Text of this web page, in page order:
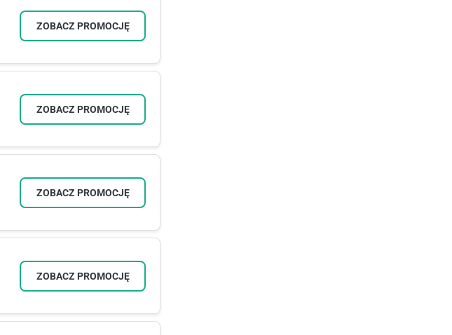
ZOBACZ PROMOCJĘ
ZOBACZ PROMOCJĘ
ZOBACZ PROMOCJĘ
ZOBACZ PROMOCJĘ